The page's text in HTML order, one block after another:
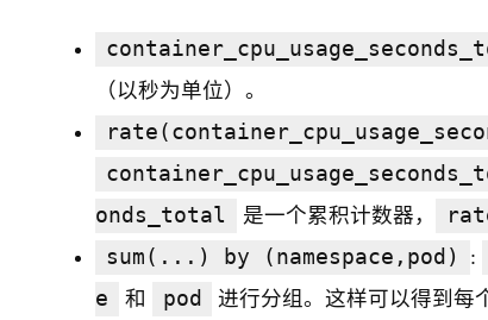
（以秒为单位）。
onds_total
是一个累积计数器，
sum(...) by (namespace,pod)
:
e
和 pod
进行分组。这样可以得到每